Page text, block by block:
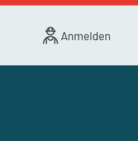
Anmelden